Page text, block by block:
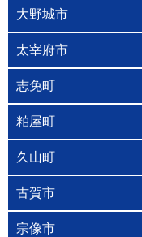
大野城市
太宰府市
志免町
粕屋町
久山町
古賀市
宗像市